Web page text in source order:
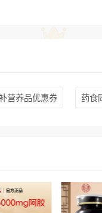
营养品优惠券 药食